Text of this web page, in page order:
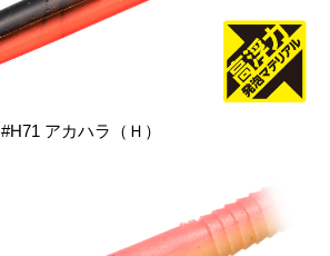
#H71 アカハラ（Ｈ）